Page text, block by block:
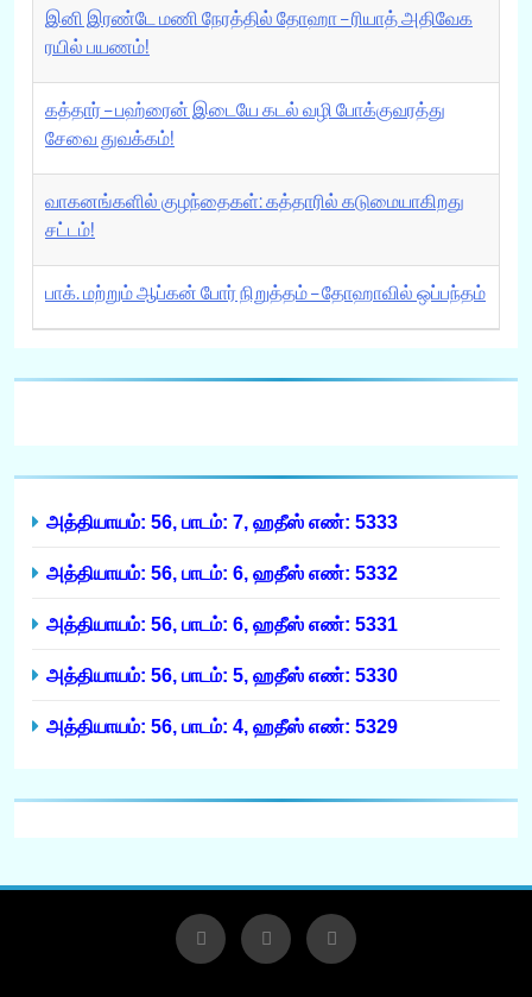
இனி இரண்டே மணி நேரத்தில் தோஹா – ரியாத் அதிவேக
ரயில் பயணம்!
கத்தார் – பஹ்ரைன் இடையே கடல் வழி போக்குவரத்து
சேவை துவக்கம்!
வாகனங்களில் குழந்தைகள்: கத்தாரில் கடுமையாகிறது
சட்டம்!
பாக். மற்றும் ஆப்கன் போர் நிறுத்தம் – தோஹாவில் ஒப்பந்தம்
அத்தியாயம்: 56, பாடம்: 7, ஹதீஸ் எண்: 5333
அத்தியாயம்: 56, பாடம்: 6, ஹதீஸ் எண்: 5332
அத்தியாயம்: 56, பாடம்: 6, ஹதீஸ் எண்: 5331
அத்தியாயம்: 56, பாடம்: 5, ஹதீஸ் எண்: 5330
அத்தியாயம்: 56, பாடம்: 4, ஹதீஸ் எண்: 5329